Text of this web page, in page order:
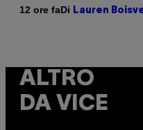
12 ore faDi Lauren
ALTRO
DA VICE